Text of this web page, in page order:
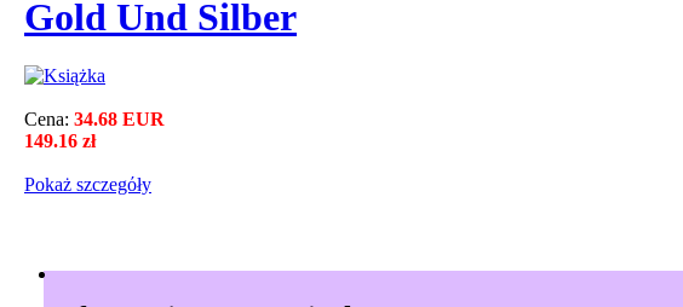
Gold Und Silber
Cena: 34.68 EUR
149.16 zł
Pokaż szczegόły